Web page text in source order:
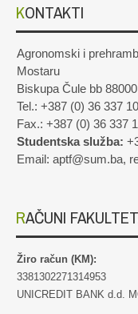
KONTAKTI
Agronomski i
Mostaru
Biskupa Čule bb
Tel.: +387 (0) 36 337
Fax.: +387 (0) 36 337
Studentska služba:
Email: aptf@sum.ba,
RAČUNI
Žiro račun (KM):
3381302271314953
UNICREDIT BANK d.d.